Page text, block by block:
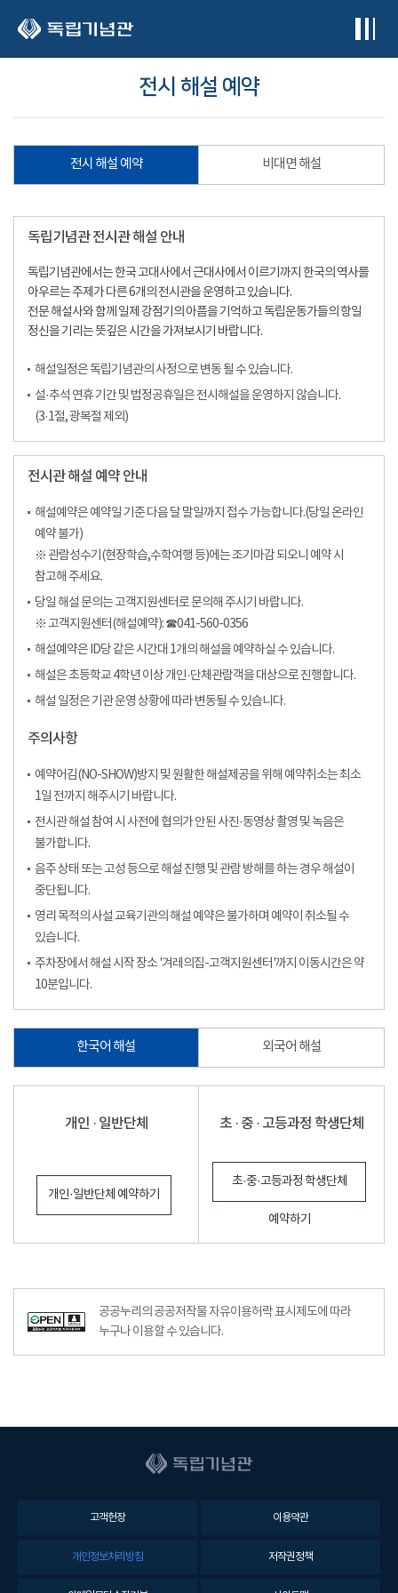
전시 해설 예약
전시 해설 예약 비대면 해설
독립기념관 전시관 해설 안내
독립기념관에서는 한국 고대사에서 근대사에서 이르기까지 한국의 역사를
아우르는 주제가 다른 6개의 전시관을 운영하고 있습니다.
전문 해설사와 함께 일제 강점기의 아픔을 기억하고 독립운동가들의 항일
정신을 기리는 뜻깊은 시간을 가져보시기 바랍니다.
해설일정은 독립기념관의 사정으로 변동 될 수 있습니다.
설·추석 연휴 기간 및 법정공휴일은 전시해설을 운영하지 않습니다.
(3·1절, 광복절 제외)
전시관 해설 예약 안내
해설예약은 예약일 기준 다음 달 말일까지 접수 가능합니다.(당일 온라인
예약 불가)
※ 관람성수기(현장학습,수학여행 등)에는 조기마감 되오니 예약 시
참고해 주세요.
당일 해설 문의는 고객지원센터로 문의해 주시기 바랍니다.
※ 고객지원센터(해설예약): ☎041-560-0356
해설예약은 ID당 같은 시간대 1개의 해설을 예약하실 수 있습니다.
해설은 초등학교 4학년 이상 개인·단체관람객을 대상으로 진행합니다.
해설 일정은 기관 운영 상황에 따라 변동될 수 있습니다.
주의사항
예약어김(NO-SHOW)방지 및 원활한 해설제공을 위해 예약취소는 최소
1일 전까지 해주시기 바랍니다.
전시관 해설 참여 시 사전에 협의가 안된 사진·동영상 촬영 및 녹음은
불가합니다.
음주 상태 또는 고성 등으로 해설 진행 및 관람 방해를 하는 경우 해설이
중단됩니다.
영리 목적의 사설 교육기관의 해설 예약은 불가하며 예약이 취소될 수
있습니다.
주차장에서 해설 시작 장소 '겨레의집-고객지원센터'까지 이동시간은 약
10분입니다.
한국어 해설 외국어 해설
개인 · 일반단체 초 · 중 · 고등과정 학생단체
개인·일반단체 예약하기
초·중·고등과정 학생단체
예약하기
공공누리공공저작물자유이용허락–출처표시이미지
공공누리의 공공저작물 자유이용허락 표시제도에 따라
누구나 이용할 수 있습니다.
고객헌장 이용약관
개인정보처리방침 저작권정책